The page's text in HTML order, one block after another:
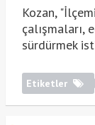
Kozan,
çalışmaları,
sürdürmek
Etiketler